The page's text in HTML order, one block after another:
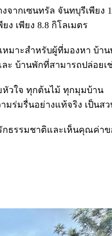
จากเซนทรัล จันทบุรีเพียง
ง เพียง 8.8 กิโลเมตร
หมาะสำหรับผู้ที่มองหา บ้า
ะ บ้านพักที่สามารถปล่อ
หัวใจ ทุกต้นไม้ ทุกมุมบ้าน
ร่มรื่นอย่างแท้จริง เป็น
ธรรมชาติและเห็นคุณค่าข